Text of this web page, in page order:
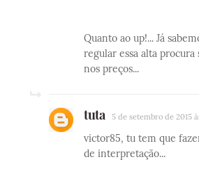
Quanto ao up!... Já
regular essa alta
nos preços...
tuta 5 de setembro de 2015
victor85, tu tem que
de interpretação...